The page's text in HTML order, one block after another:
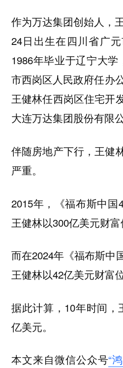
作为万达集团创始人，
24日出生在四川省广元
1986年毕业于辽宁大
市西岗区人民政府任办
王健林任西岗区住宅开
大连万达集团股份有限
伴随房地产下行，王健
严重。
2015年，《福布斯中国
王健林以300亿美元财富
而在2024年《福布斯中
王健林以42亿美元财富
据此计算，10年时间，
亿美元。
本文来自微信公众号“